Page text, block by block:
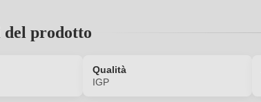
prodotto
Qualità
IGP